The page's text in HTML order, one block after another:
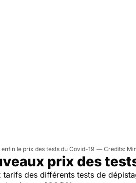
le prix des tests du Covid-19
prix des
tarifs des différents tests de